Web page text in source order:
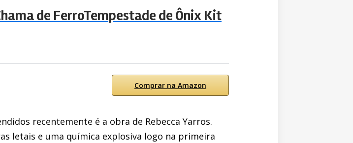
de FerroTempestade de Ônix Kit
Comprar na Amazon
recentemente é a obra de Rebecca Yarros.
letais e uma química explosiva logo na primeira